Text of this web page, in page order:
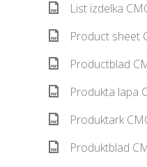
List izdelka
Product sheet
Productblad
Produkta lapa
Produktark
Produktblad